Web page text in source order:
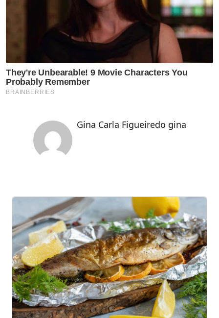
Gina Carla Figueiredo gina